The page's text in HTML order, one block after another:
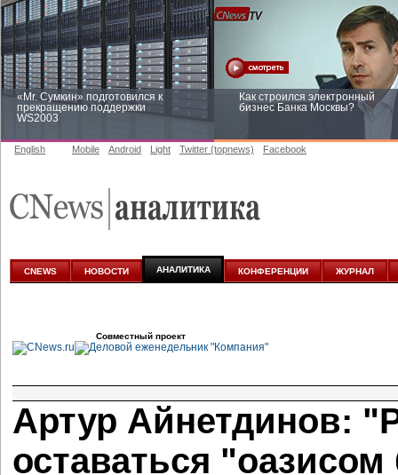
«Mr. Сумкин» подготовился к
прекращению поддержки
WS2003
Как строился электронный
бизнес Банка Москвы?
аналитике
English Mobile Android Light Twitter (topnews) Facebook
CNEWS НОВОСТИ АНАЛИТИКА КОНФЕРЕНЦИИ ЖУРНАЛ
Совместный проект
Артур Айнетдинов:
оставаться